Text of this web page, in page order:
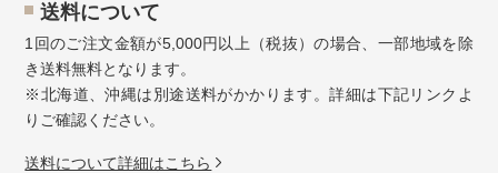
送料について
1回のご注文金額が5,000円以上（税抜）の場合、一部地域を除
き送料無料となります。
※北海道、沖縄は別途送料がかかります。詳細は下記リンクよ
りご確認ください。
送料について詳細はこちら